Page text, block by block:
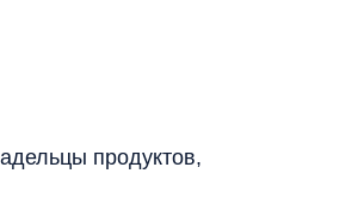
продуктов,